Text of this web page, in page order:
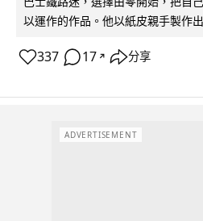
以運作的作品。他以紙皮親手製作
337 17 ↗ 分享
ADVERTISEMENT